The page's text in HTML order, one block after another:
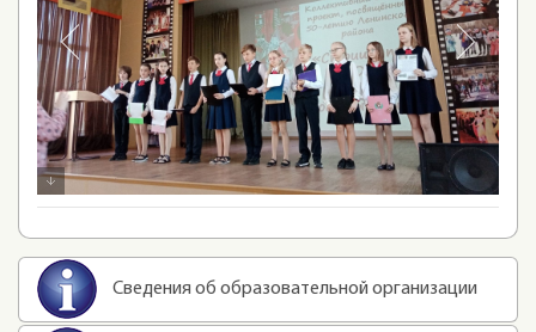
Сведения об образовательной организации